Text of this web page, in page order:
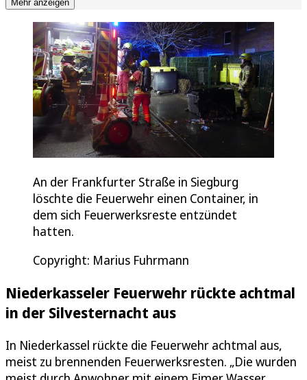
Mehr anzeigen
An der Frankfurter Straße in Siegburg
löschte die Feuerwehr einen Container, in
dem sich Feuerwerksreste entzündet
hatten.
Copyright: Marius Fuhrmann
Niederkasseler Feuerwehr rückte achtmal
in der Silvesternacht aus
In Niederkassel rückte die Feuerwehr achtmal aus,
meist zu brennenden Feuerwerksresten. „Die wurden